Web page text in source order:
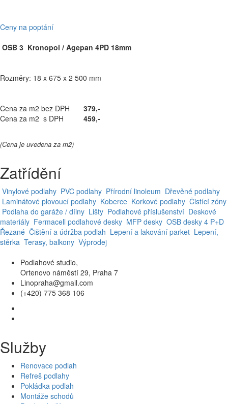
Ceny na poptání
OSB 3 Kronopol / Agepan 4PD 18mm
Rozměry: 18 x 675 x 2 500 mm
Cena za m2 bez DPH
379,-
Cena za m2 s DPH
459,-
(Cena je uvedena za m2)
Zatřídění
Vinylové podlahy PVC podlahy Přírodní linoleum Dřevěné podlahy
Laminátové plovoucí podlahy Koberce Korkové podlahy Čistící zóny
Podlaha do garáže / dílny Lišty Podlahové příslušenství Deskové
materiály Fermacell podlahové desky MFP desky OSB desky 4 P+D
Řezané Čištění a údržba podlah Lepení a lakování parket Lepení,
stěrka Terasy, balkony Výprodej
Podlahové studio,
Ortenovo náměstí 29, Praha 7
Linopraha@gmail.com
(+420) 775 368 106
Služby
Renovace podlah
Refreš podlahy
Pokládka podlah
Montáže schodů